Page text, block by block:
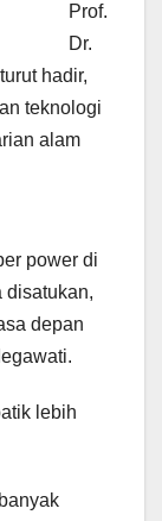
Prof.
Dr.
hadir,
teknologi
alam
power di
disatukan,
depan
lebih